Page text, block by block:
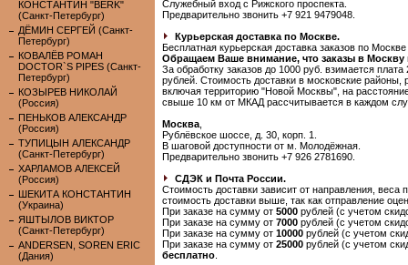
КОНСТАНТИН "BERK"
(Санкт-Петербург)
ДЁМИН СЕРГЕЙ (Санкт-
Петербург)
КОВАЛЁВ РОМАН
DOCTOR`S PIPES (Санкт-
Петербург)
КОЗЫРЕВ НИКОЛАЙ
(Россия)
ПЕНЬКОВ АЛЕКСАНДР
(Россия)
ТУПИЦЫН АЛЕКСАНДР
(Санкт-Петербург)
ХАРЛАМОВ АЛЕКСЕЙ
(Россия)
ШЕКИТА КОНСТАНТИН
(Украина)
ЯШТЫЛОВ ВИКТОР
(Санкт-Петербург)
ANDERSEN, SOREN ERIC
(Дания)
Служебный вход с Рижского проспекта.
Предварительно звонить +7 921 9479048.
Курьерская доставка по Москве.
Бесплатная курьерская доставка заказов по
Обращаем Ваше внимание, что заказы в
За обработку заказов до 1000 руб. взимается
рублей. Стоимость доставки в московские
включая территорию "Новой Москвы", на
свыше 10 км от МКАД рассчитывается в каждом
Москва
Рублёвское шоссе, д. 30, корп. 1.
В шаговой доступности от м. Молодёжная.
Предварительно звонить +7 926 2781690.
СДЭК и Почта России.
Стоимость доставки зависит от направления,
стоимость доставки выше, так как отправление
При заказе на сумму от 5000 рублей (с учетом
При заказе на сумму от 7000 рублей (с учетом
При заказе на сумму от 10000 рублей (с учетом
При заказе на сумму от 25000 рублей (с учетом
бесплатно